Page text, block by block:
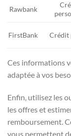
Rawbank
FirstBank Crédit
Ces informations
adaptée à vos
Enfin, utilisez les
les offres et
remboursement.
vous permettent